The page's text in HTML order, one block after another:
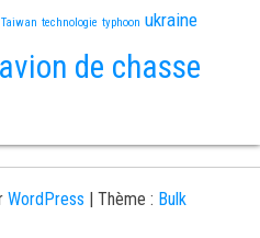
Taiwan technologie typhoon ukraine
de chasse
WordPress | Thème : Bulk